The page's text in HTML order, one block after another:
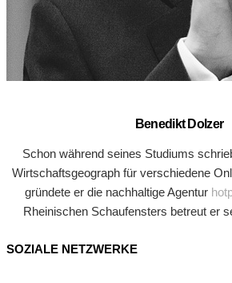
Benedikt Dolzer
Schon während seines Studiums
Wirtschaftsgeograph für verschiedene
gründete er die nachhaltige Agentur
Rheinischen Schaufensters betreut er
SOZIALE NETZWERKE